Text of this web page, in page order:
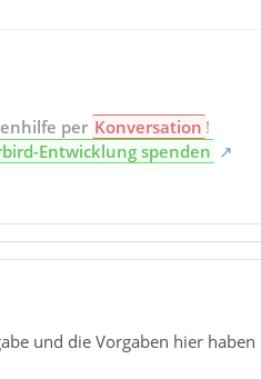
per Konversation !
Entwicklung spenden
und die Vorgaben hier